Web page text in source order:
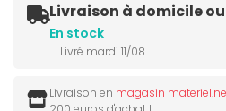
Livraison à domicile
En stock
Livré mardi 11/08
Livraison en magasin